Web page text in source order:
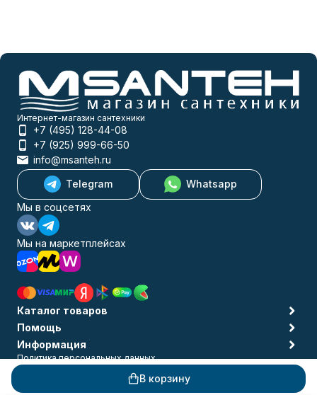
В корзину
Интернет-магазин сантехники
+7 (495) 128-44-08
+7 (925) 999-66-50
info@msanteh.ru
Telegram
Whatsapp
Мы в соцсетях
Мы на маркетплейсах
Каталог товаров
Помощь
Информация
Политика персональных данных
© 2009-2026 MSANTEH